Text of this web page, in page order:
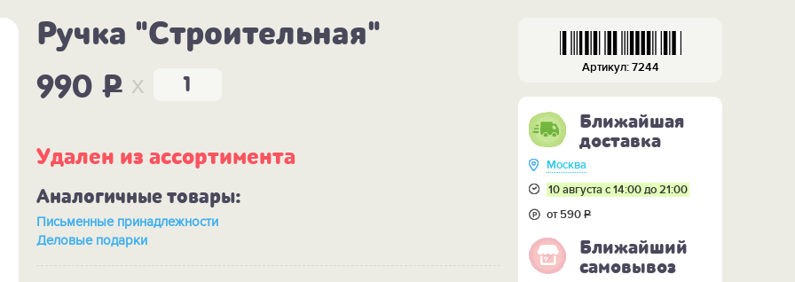
Ручка "Строительная"
990P x
Удален из ассортимента
Аналогичные товары:
Письменные принадлежности
Деловые подарки
Артикул: 7244
Ближайшая
доставка
Москва
10 августа с 14:00 до 21:00
от 590Р
Ближайший
самовывоз